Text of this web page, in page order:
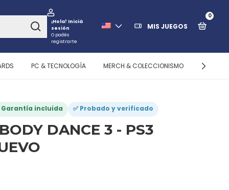
¡Hola! Iniciá
sesión
O podés
registrarte
MIS JUEGOS
0
PC & TECNOLOGÍA MERCH & COLECCIONISMO
Garantía incluida ✅ Probado y verificado
DANCE 3 - PS3